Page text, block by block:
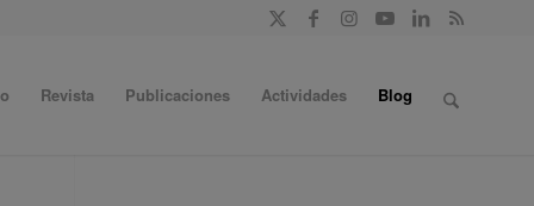
Revista Publicaciones Actividades Blog